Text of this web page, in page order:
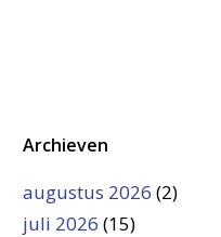
Archieven
augustus 2026 (2)
juli 2026 (15)